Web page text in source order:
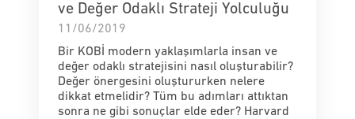
ve Değer Odaklı Strateji Yolculuğu
11/06/2019
Bir KOBİ modern yaklaşımlarla insan ve
değer odaklı stratejisini nasıl oluşturabilir?
Değer önergesini oluştururken nelere
dikkat etmelidir? Tüm bu adımları attıktan
sonra ne gibi sonuçlar elde eder? Harvard